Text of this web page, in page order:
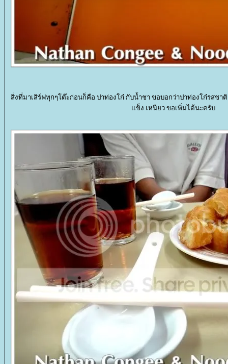
สิ่งที่มาเสิร์ฟทุกๆโต๊ะก่อนก็คือ ปาท่องโก๋ กับน้ำชา ขอบอกว่าปาท่องโก๋รสชา
ข็ง เหนียว ขอเพิ่มได้นะครับ